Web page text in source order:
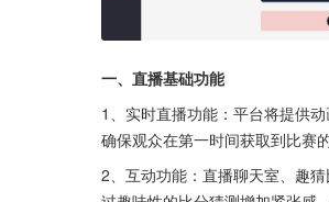
一、直播基础功能
1、实时直播功能：平台将提供
确保观众在第一时间获取到比赛
2、互动功能：直播聊天室、趣